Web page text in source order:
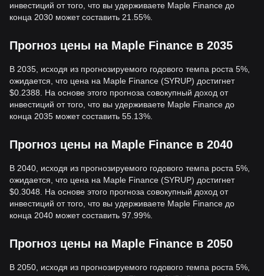
инвестиций от того, что вы удерживаете Maple Finance до
конца 2030 может составить 21.55%.
Прогноз цены на Maple Finance в 2035
В 2035, исходя из прогнозируемого годового темпа роста 5%,
ожидается, что цена на Maple Finance (SYRUP) достигнет
$0.2388. На основе этого прогноза совокупный доход от
инвестиций от того, что вы удерживаете Maple Finance до
конца 2035 может составить 55.13%.
Прогноз цены на Maple Finance в 2040
В 2040, исходя из прогнозируемого годового темпа роста 5%,
ожидается, что цена на Maple Finance (SYRUP) достигнет
$0.3048. На основе этого прогноза совокупный доход от
инвестиций от того, что вы удерживаете Maple Finance до
конца 2040 может составить 97.99%.
Прогноз цены на Maple Finance в 2050
В 2050, исходя из прогнозируемого годового темпа роста 5%,